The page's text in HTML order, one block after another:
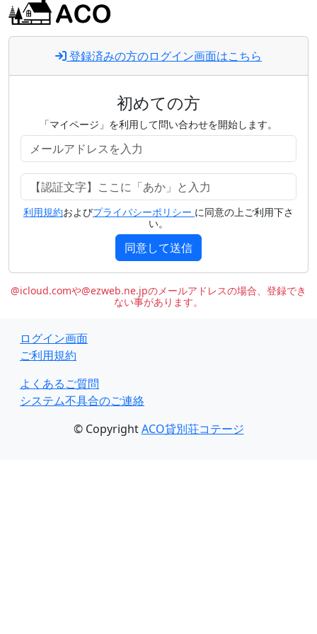
登録済みの方のログイン画面はこちら
初めての方
「マイページ」を利用して問い合わせを開始します。
利用規約およびプライバシーポリシー に同意の上ご利用下さ
い。
同意して送信
@icloud.comや@ezweb.ne.jpのメールアドレスの場合、登録でき
ない事があります。
ログイン画面
ご利用規約
よくあるご質問
システム不具合のご連絡
© CopyrightACO貸別荘コテージ